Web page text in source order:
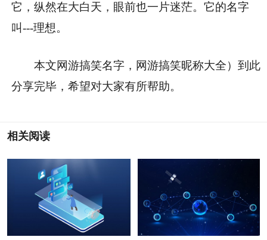
它，纵然在大白天，眼前也一片迷茫。它的名字
叫---理想。
本文网游搞笑名字，网游搞笑昵称大全）到此
分享完毕，希望对大家有所帮助。
相关阅读